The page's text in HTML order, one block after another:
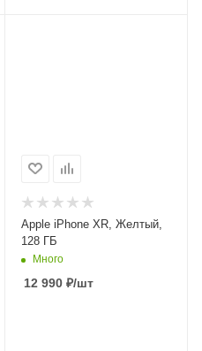
Apple iPhone XR, Желтый,
128 ГБ
Много
12 990₽/шт